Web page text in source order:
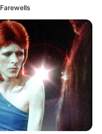
die StadtIserlohn.
Events in
Lüdenschei
in der StadtMenden .
inPlettenberg.